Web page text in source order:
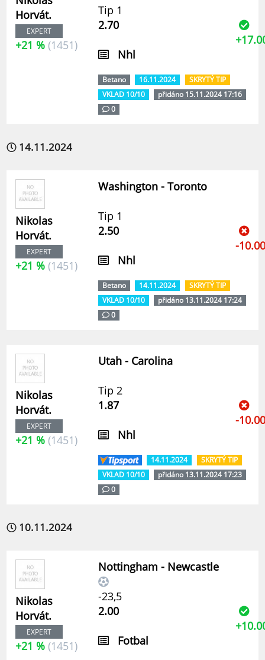
Horvát.
EXPERT
+21 % (1451)
Tip 1
2.70
Nhl
Betano 16.11.2024
SKRYTÝ TIP
VKLAD 10/10
přidáno 15.11.2024 17:16
0
14.11.2024
Nikolas
Horvát.
EXPERT
+21 % (1451)
Washington - Toronto
Tip 1
2.50
Nhl
-10.00
Betano 14.11.2024
SKRYTÝ TIP
VKLAD 10/10
přidáno 13.11.2024 17:24
0
Nikolas
Horvát.
EXPERT
+21 % (1451)
Utah - Carolina
Tip 2
1.87
Nhl
-10.00
14.11.2024
SKRYTÝ TIP
VKLAD 10/10
přidáno 13.11.2024 17:23
0
10.11.2024
Nikolas
Horvát.
EXPERT
+21 % (1451)
Nottingham - Newcastle
-23,5
2.00
Fotbal